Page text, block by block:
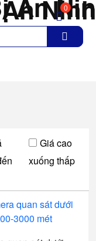
0
Giá cao
xuống thấp